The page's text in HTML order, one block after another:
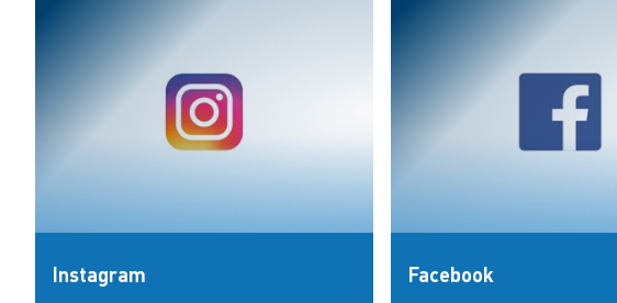
Instagram Facebook